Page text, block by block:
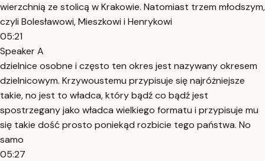
wierzchnią ze stolicą w Krakowie. Natomiast trzem młodszym,
czyli Bolesławowi, Mieszkowi i Henrykowi
05:21
Speaker A
dzielnice osobne i często ten okres jest nazywany okresem
dzielnicowym. Krzywoustemu przypisuje się najróżniejsze
takie, no jest to władca, który bądź co bądź jest
spostrzegany jako władca wielkiego formatu i przypisuje mu
się takie dość prosto poniekąd rozbicie tego państwa. No
samo
05:27